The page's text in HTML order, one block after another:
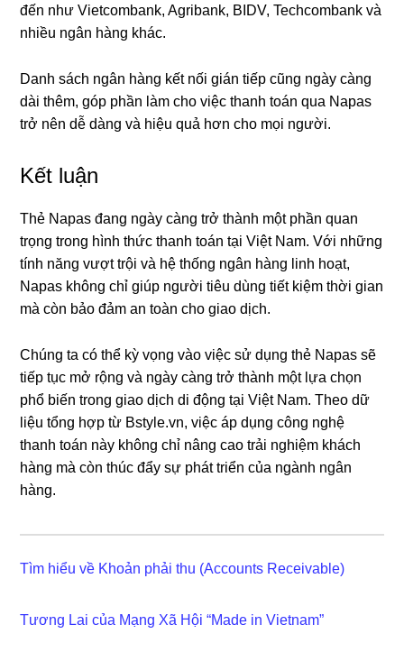
đến như Vietcombank, Agribank, BIDV, Techcombank và
nhiều ngân hàng khác.
Danh sách ngân hàng kết nối gián tiếp cũng ngày càng
dài thêm, góp phần làm cho việc thanh toán qua Napas
trở nên dễ dàng và hiệu quả hơn cho mọi người.
Kết luận
Thẻ Napas đang ngày càng trở thành một phần quan
trọng trong hình thức thanh toán tại Việt Nam. Với những
tính năng vượt trội và hệ thống ngân hàng linh hoạt,
Napas không chỉ giúp người tiêu dùng tiết kiệm thời gian
mà còn bảo đảm an toàn cho giao dịch.
Chúng ta có thể kỳ vọng vào việc sử dụng thẻ Napas sẽ
tiếp tục mở rộng và ngày càng trở thành một lựa chọn
phổ biến trong giao dịch di động tại Việt Nam. Theo dữ
liệu tổng hợp từ Bstyle.vn, việc áp dụng công nghệ
thanh toán này không chỉ nâng cao trải nghiệm khách
hàng mà còn thúc đẩy sự phát triển của ngành ngân
hàng.
Tìm hiểu về Khoản phải thu (Accounts Receivable)
Tương Lai của Mạng Xã Hội “Made in Vietnam”